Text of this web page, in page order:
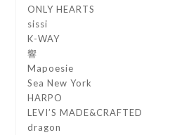
ONLY HEARTS
sissi
K-WAY
響
Mapoesie
Sea New York
HARPO
LEVI’S MADE&CRAFTED
dragon